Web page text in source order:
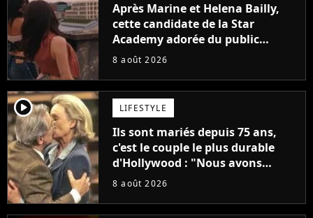
Après Marine et Helena Bailly,
cette candidate de la Star
Academy adorée du public
annonce son premier album,
8 août 2026
player2 LIFESTYLE
Ils sont mariés depuis 75 ans,
c'est le couple le plus durable
d'Hollywood : "Nous avons
avancé jour après jour, et les
décennies"
8 août 2026